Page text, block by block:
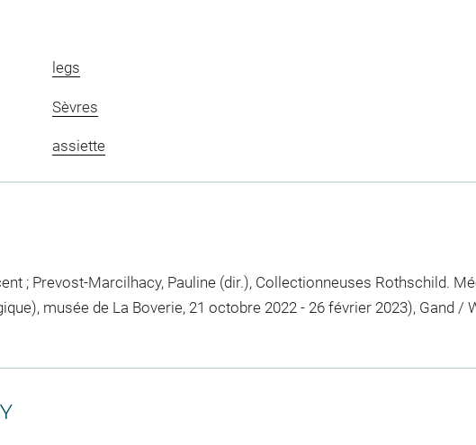
legs
Sèvres
assiette
; Prevost-Marcilhacy, Pauline (dir.), Collectionneuses Rothschild.
musée de La Boverie, 21 octobre 2022 - 26 février 2023), Gand /